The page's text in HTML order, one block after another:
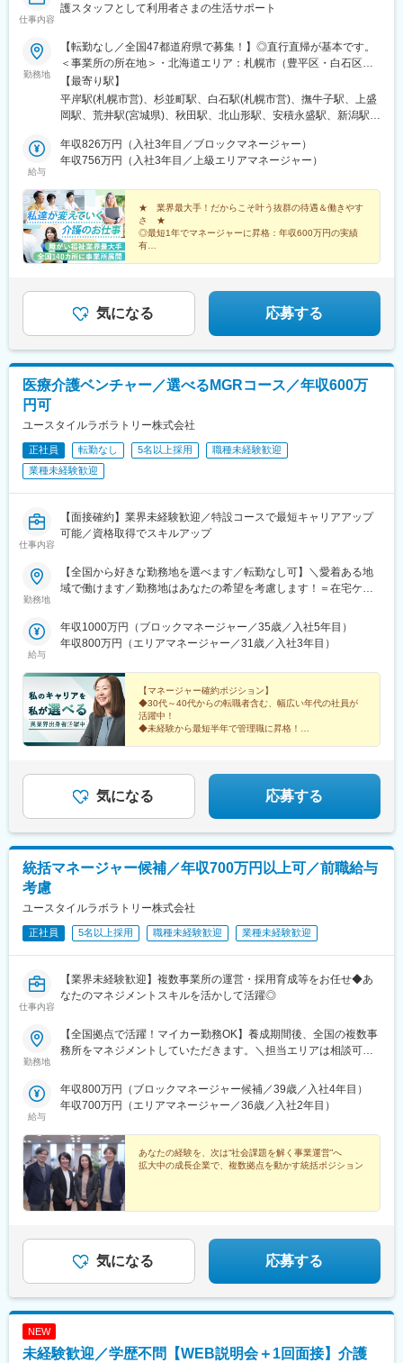
仕事内容
護スタッフとして利用者さまの生活サポート
勤務地
【転勤なし／全国47都道府県で募集！】◎直行直帰が基本です。
＜事業所の所在地＞・北海道エリア：札幌市（豊平区・白石区）
／函館市・東北エリア：岩手市／仙台市／秋田市／山形市／郡山
市／弘前市・関東エリア：茨城市／栃木市／高崎市／大宮市／習
志野市／板橋区／多摩市／相模原市／藤沢市／甲府市・東海エリ
ア：新潟市／富山市／金沢市／福井市／長野市・関西エリア：大
阪市／宇治市／西宮市／奈良市／大津市／和歌山市／新宮市・中
／徳島市／高松市／松山市／高知市・九州エリア：福岡市／糟屋
郡粕屋町／北九州市／久留米市／佐賀市／長崎市／熊本市／大分
市／宮崎市／鹿児島市／沖縄市※受動喫煙防止対策：敷地内禁煙※
駐車場あり！車、バイク、自転車などの通勤OK ※地域による※担
当するご利用者のご自宅へ訪問していただきます。※ご希望をお伺
【最寄り駅】
平岸駅(札幌市営)、杉並町駅、白石駅(札幌市営)、撫牛子駅、上盛
岡駅、荒井駅(宮城県)、秋田駅、北山形駅、安積永盛駅、新潟駅、
上駅、多摩センター駅、相模原駅、藤沢駅、国母駅、市役所前駅
(長野県)、県庁前駅(富山県)、上諸江駅、八ツ島駅、岐阜駅、静岡
良線)、天満橋駅、西宮駅、奈良駅、六十谷駅、新宮駅、鳥取駅、
松江駅、備前西市駅、東福山駅、比治山橋駅、幡生駅、阿波富田
駅、元山駅(香川県)、道後公園駅、知寄町二丁目駅、吉塚駅、柚須
駅、木屋瀬駅、西鉄久留米駅、佐賀駅、茂里町駅、健軍町駅、大
分駅、宮崎駅、天文館通駅、古島駅、南平岸駅、新津田沼駅、志
駅、西宮駅(ＪＲ線)、新大宮駅、南区役所前駅、道後温泉駅、馬出
九大病院前駅、新木屋瀬駅、スタジアムシティノース駅、いづろ
通駅、長野駅、丸の内駅(富山県)、呼続駅、市役所前駅(広島県)、
給与
年収826万円（入社3年目／ブロックマネージャー）
年収756万円（入社3年目／上級エリアマネージャー）
★ 業界最大手！だからこそ叶う抜群の待遇＆働きやす
さ ★
◎最短1年でマネージャーに昇格：年収600万円の実績
有
気になる 応募する
医療介護ベンチャー／選べるMGRコース／年収600万
円可
ユースタイルラボラトリー株式会社
正社員 転勤なし 5名以上採用
職種未経験歓迎
業種未経験歓迎
仕事内容
【面接確約】業界未経験歓迎／特設コースで最短キャリアアップ
可能／資格取得でスキルアップ
勤務地
【全国から好きな勤務地を選べます／転勤なし可】＼愛着ある地
域で働けます／勤務地はあなたの希望を考慮します！＝在宅ケア
い方に最適なポジション☆引越し手当支給・家賃無料の借り上げ
社宅提供◆全国募集◆四国・東北・関西・岐阜・長野で強化募集
中◆入社半年は東京・神奈川・埼玉⇒養成期間後の勤務地は現在
成期間中の勤務地》東京、神奈川、埼玉※所在地はHP記載【2／地
元マネージャーコース】☆地元採用・転勤なしOK☆別事業へのキ
ャリアチェンジによる昇格可能◆勤務地はページ下部『勤務地一
覧』を参照ください└湘南・川越・香川・川崎・江戸川・徳島・
青森・多摩川に新規オープン！＝施設ケア事業＝【転勤なしOK／
関東／茨城、栃木、群馬、埼玉、東京、神奈川■甲信越・北陸／新
潟■関西／兵庫■東海／静岡、愛知■中国・四国／岡山、広島■九
州・沖縄／福岡、佐賀☆養成期間は最寄り施設勤務
給与
年収1000万円（ブロックマネージャー／35歳／入社5年目）
年収800万円（エリアマネージャー／31歳／入社3年目）
【マネージャー確約ポジション】
◆30代～40代からの転職者含む、幅広い年代の社員が
活躍中！
◆未経験から最短半年で管理職に昇格！
そんなあなたを、私たちは歓迎します。
気になる 応募する
統括マネージャー候補／年収700万円以上可／前職給与
考慮
ユースタイルラボラトリー株式会社
正社員 5名以上採用 職種未経験歓迎 業種未経験歓迎
仕事内容
【業界未経験歓迎】複数事業所の運営・採用育成等をお任せ◆あ
なたのマネジメントスキルを活かして活躍◎
勤務地
【全国拠点で活躍！マイカー勤務OK】養成期間後、全国の複数事
務所をマネジメントしていただきます。＼担当エリアは相談可
《養成期間中の勤務地》現在は東京、横浜、埼玉、福岡の事業所
で行っていますが、ご希望に合わせて、お住まいのエリアで行う
ことも可能です。また社宅の利用もできますので、ご面接時にお
が対象※現在お住まいの地域又はジェネラルマネージャーと相談の
上決定《配属事業部について》障害福祉事業では「重度訪問介
護」と「グループホーム」、高齢者事業では「訪問介護事業」を
展開しています。配属に関しては、適性や条件等に応じて、配属
の事業部を決定。あなたの適性や能力を活かせる適切な部署でご
なる点はご相談ください。☆引越し手当支給・借り上げ社宅提供
あり（無料）
給与
年収800万円（ブロックマネージャー候補／39歳／入社4年目）
年収700万円（エリアマネージャー／36歳／入社2年目）
あなたの経験を、次は“社会課題を解く事業運営”へ
拡大中の成長企業で、複数拠点を動かす統括ポジション
気になる 応募する
NEW
未経験歓迎／学歴不問【WEB説明会＋1回面接】介護